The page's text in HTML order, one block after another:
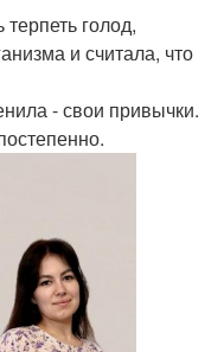
голод,
и считала, что
- свои привычки.